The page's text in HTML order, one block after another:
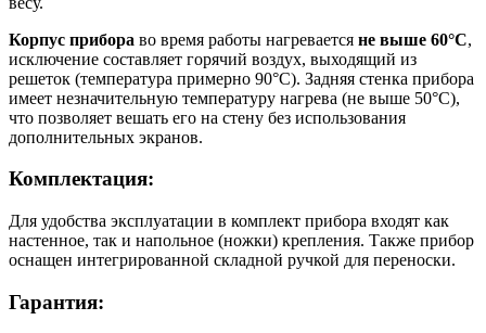
Корпус прибора во время работы нагревается не выше 60°С,
исключение составляет горячий воздух, выходящий из
решеток (температура примерно 90°С). Задняя стенка прибора
имеет незначительную температуру нагрева (не выше 50°С),
что позволяет вешать его на стену без использования
дополнительных экранов.
Комплектация:
Для удобства эксплуатации в комплект прибора входят как
настенное, так и напольное (ножки) крепления. Также прибор
оснащен интегрированной складной ручкой для переноски.
Гарантия: